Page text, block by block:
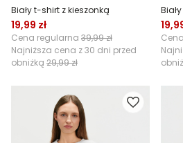
Biały t-shirt z kieszonką
19,99 zł
Cena regularna 39,99 zł
Najniższa cena z 30 dni przed
obniżką 29,99 zł